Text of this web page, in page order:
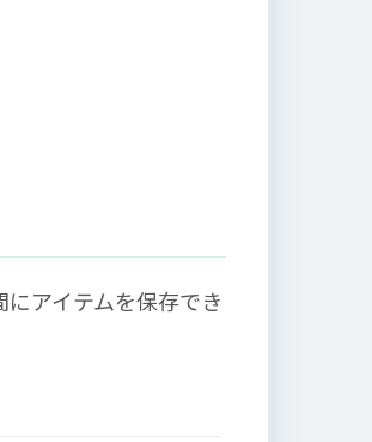
アイテムを保存でき